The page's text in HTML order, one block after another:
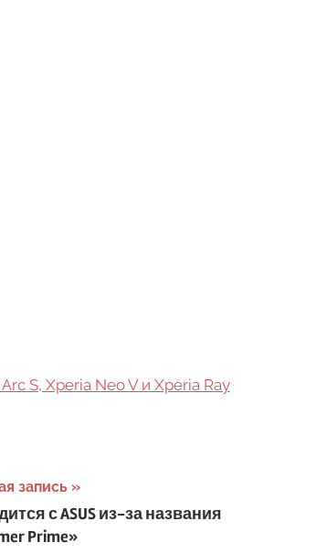
S, Xperia Neo V и Xperia Ray
запись
с ASUS из-за названия
Prime»